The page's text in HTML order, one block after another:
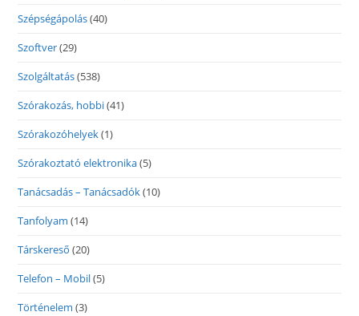
Szépségápolás(40)
Szoftver(29)
Szolgáltatás(538)
Szórakozás, hobbi(41)
Szórakozóhelyek(1)
Szórakoztató elektronika(5)
Tanácsadás – Tanácsadók(10)
Tanfolyam (14)
Társkereső (20)
Telefon – Mobil(5)
Történelem (3)